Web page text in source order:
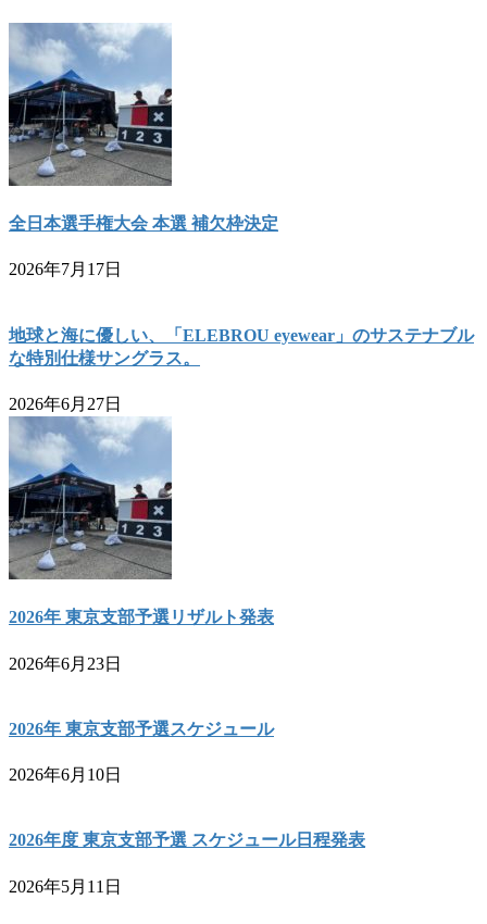
全日本選手権大会 本選 補欠枠決定
2026年7月17日
地球と海に優しい、「ELEBROU eyewear」のサステナブル
な特別仕様サングラス。
2026年6月27日
2026年 東京支部予選リザルト発表
2026年6月23日
2026年 東京支部予選スケジュール
2026年6月10日
2026年度 東京支部予選 スケジュール日程発表
2026年5月11日